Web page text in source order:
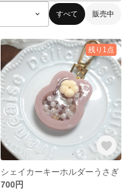
すべて 販売中
残り1点
シェイカーキーホルダーうさぎ
700円